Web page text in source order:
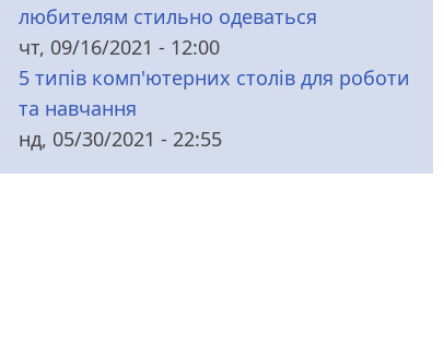
любителям стильно одеваться
чт, 09/16/2021 - 12:00
5 типів комп'ютерних столів для роботи
та навчання
нд, 05/30/2021 - 22:55